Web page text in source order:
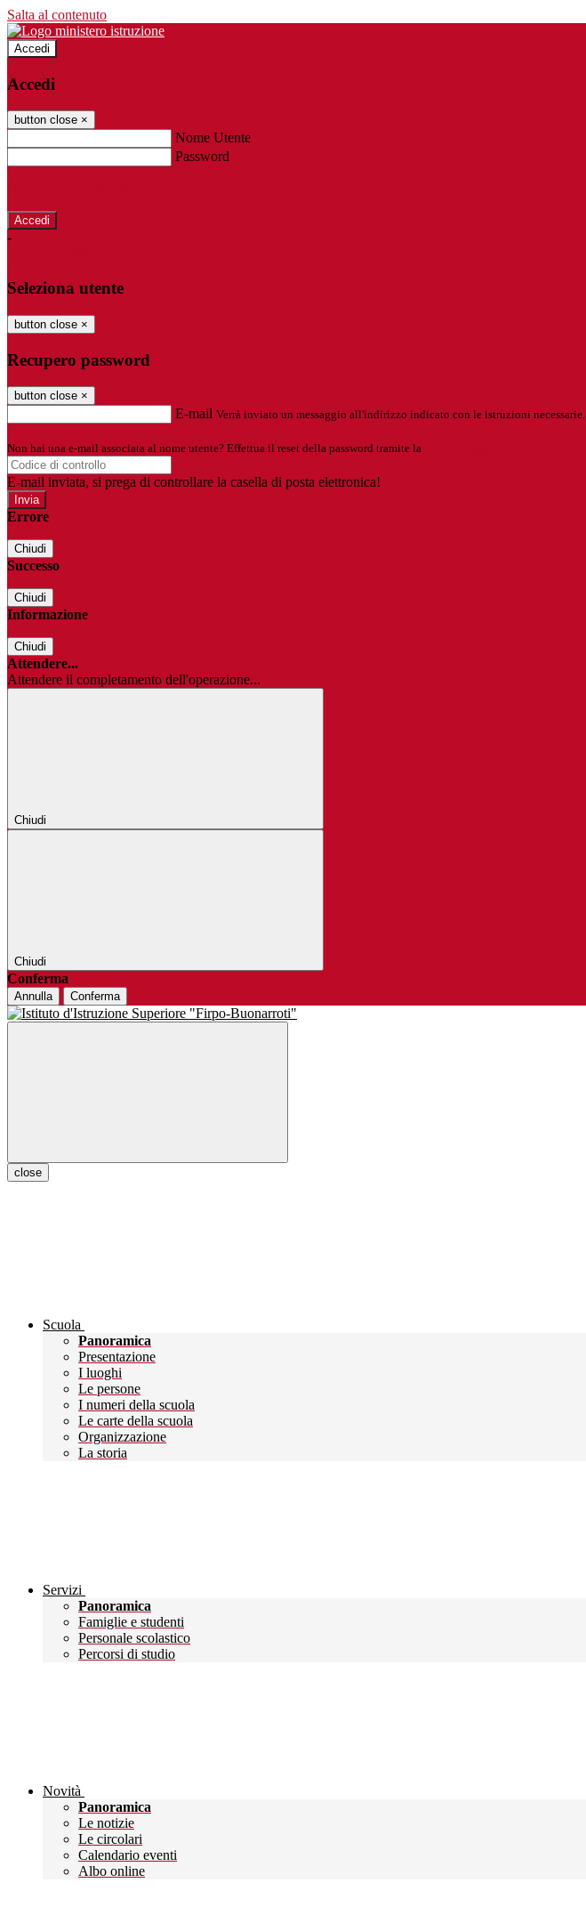
Salta al contenuto
Accedi
Accedi
button close ×
Nome Utente
Password
-
Seleziona utente
button close ×
Recupero password
button close ×
E-mail Verrà inviato un messaggio all'indirizzo indicato con le istruzioni necessarie.
Non hai una e-mail associata al nome utente? Effettua il reset della password tramite la
E-mail inviata, si prega di controllare la casella di posta elettronica!
Errore
Chiudi
Successo
Chiudi
Informazione
Chiudi
Attendere...
Attendere il completamento dell'operazione...
Chiudi
Chiudi
Conferma
Annulla Conferma
close
Scuola
Panoramica
Presentazione
I luoghi
Le persone
I numeri della scuola
Le carte della scuola
Organizzazione
La storia
Servizi
Panoramica
Famiglie e studenti
Personale scolastico
Percorsi di studio
Novità
Panoramica
Le notizie
Le circolari
Calendario eventi
Albo online